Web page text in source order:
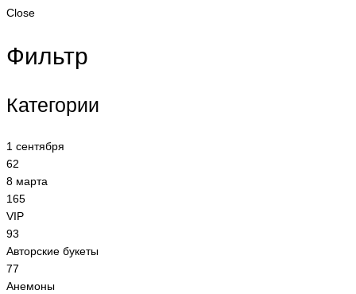
Close
Фильтр
Категории
1 сентября
62
8 марта
165
VIP
93
Авторские букеты
77
Анемоны